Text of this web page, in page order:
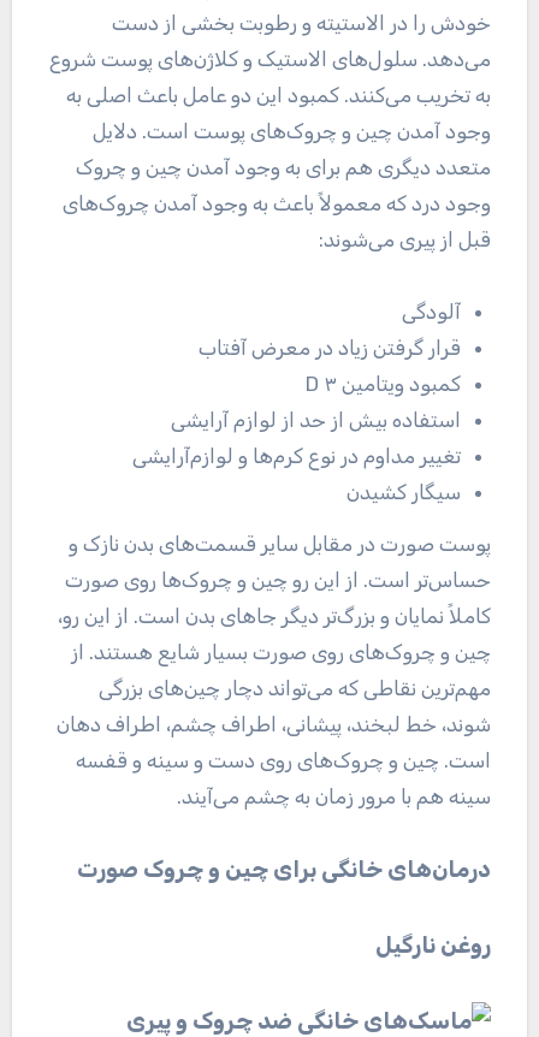
خودش را در الاستیته و رطوبت بخشی از دست
می‌دهد. سلول‌های الاستیک و کلاژن‌های پوست شروع
به تخریب می‌کنند. کمبود این دو عامل باعث اصلی به
وجود آمدن چین و چروک‌های پوست است. دلایل
متعدد دیگری هم برای به وجود آمدن چین و چروک
وجود درد که معمولاً باعث به وجود آمدن چروک‌های
قبل از پیری می‌شوند:
آلودگی
قرار گرفتن زیاد در معرض آفتاب
کمبود ویتامین D ۳
استفاده بیش از حد از لوازم آرایشی
تغییر مداوم در نوع کرم‌ها و لوازم‌آرایشی
سیگار کشیدن
پوست صورت در مقابل سایر قسمت‌های بدن نازک و
حساس‌تر است. از این رو چین و چروک‌ها روی صورت
کاملاً نمایان و بزرگ‌تر دیگر جا‌های بدن است. از این رو،
چین و چروک‌های روی صورت بسیار شایع هستند. از
مهم‌ترین نقاطی که می‌تواند دچار چین‌های بزرگی
شوند، خط لبخند، پیشانی، اطراف چشم، اطراف دهان
است. چین و چروک‌های روی دست و سینه و قفسه
سینه هم با مرور زمان به چشم می‌آیند.
درمان‌های خانگی برای چین و چروک صورت
روغن نارگیل